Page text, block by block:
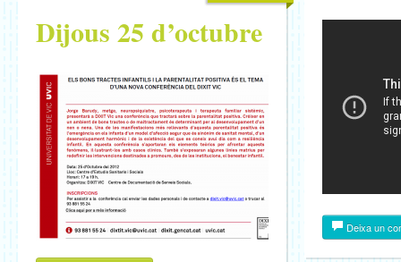
Dijous 25 d’octubre
Deixa un